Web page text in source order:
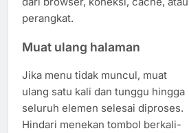
perangkat.
Muat ulang halaman
Jika menu tidak muncul, muat
ulang satu kali dan tunggu hingga
seluruh elemen selesai diproses.
Hindari menekan tombol berkali-